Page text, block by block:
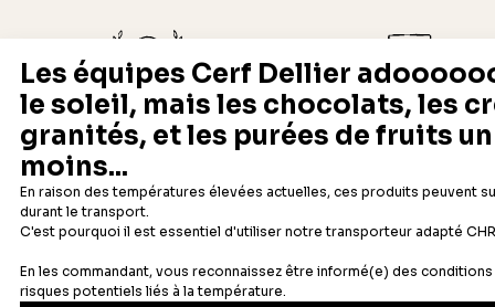
Depuis 1932
Fabricant français reconnu
Livraison rapide 24/48h
Offerte dès 69 € en point
Newsletter